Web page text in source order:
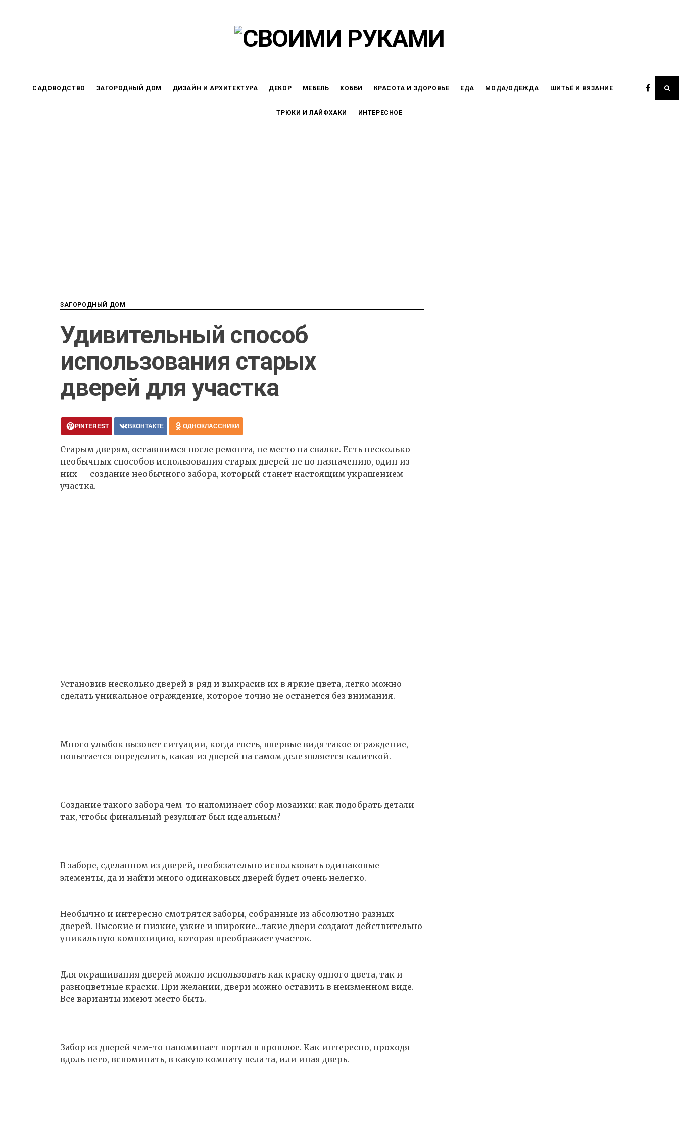
САДОВОДСТВО ЗАГОРОДНЫЙ ДОМ ДИЗАЙН И АРХИТЕКТУРА ДЕКОР МЕБЕЛЬ ХОББИ КРАСОТА И ЗДОРОВЬЕ ЕДА МОДА/ОДЕЖДА ШИТЬЁ И ВЯЗАНИЕ
ТРЮКИ И ЛАЙФХАКИ ИНТЕРЕСНОЕ
ЗАГОРОДНЫЙ ДОМ
Удивительный способ
использования старых
дверей для участка
PINTEREST ВКОНТАКТЕ ОДНОКЛАССНИКИ
Старым дверям, оставшимся после ремонта, не место на свалке. Есть несколько
необычных способов использования старых дверей не по назначению, один из
них — создание необычного забора, который станет настоящим украшением
участка.
Установив несколько дверей в ряд и выкрасив их в яркие цвета, легко можно
сделать уникальное ограждение, которое точно не останется без внимания.
Много улыбок вызовет ситуации, когда гость, впервые видя такое ограждение,
попытается определить, какая из дверей на самом деле является калиткой.
Создание такого забора чем-то напоминает сбор мозаики: как подобрать детали
так, чтобы финальный результат был идеальным?
В заборе, сделанном из дверей, необязательно использовать одинаковые
элементы, да и найти много одинаковых дверей будет очень нелегко.
Необычно и интересно смотрятся заборы, собранные из абсолютно разных
дверей. Высокие и низкие, узкие и широкие…такие двери создают действительно
уникальную композицию, которая преображает участок.
Для окрашивания дверей можно использовать как краску одного цвета, так и
разноцветные краски. При желании, двери можно оставить в неизменном виде.
Все варианты имеют место быть.
Забор из дверей чем-то напоминает портал в прошлое. Как интересно, проходя
вдоль него, вспоминать, в какую комнату вела та, или иная дверь.